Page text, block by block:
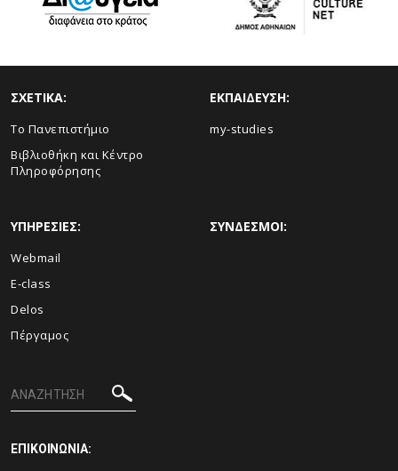
ΣΧΕΤΙΚΑ:
Το Πανεπιστήμιο
Βιβλιοθήκη και Κέντρο
Πληροφόρησης
ΕΚΠΑΙΔΕΥΣΗ:
my-studies
ΥΠΗΡΕΣΙΕΣ:
Webmail
E-class
Delos
Πέργαμος
ΣΥΝΔΕΣΜΟΙ:
ΕΠΙΚΟΙΝΩΝΙΑ: